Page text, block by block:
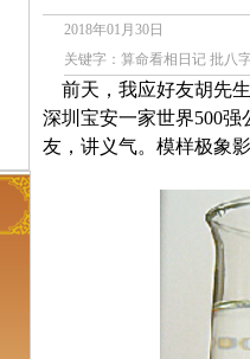
2018年01月30日
关键字：算命看相日记 批八
前天，我应好友胡先
深圳宝安一家世界500
友，讲义气。模样极象